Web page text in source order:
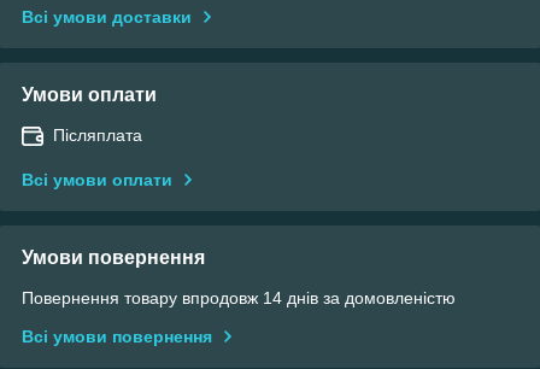
Всі умови доставки
Умови оплати
Післяплата
Всі умови оплати
Умови повернення
Повернення товару впродовж 14 днів за домовленістю
Всі умови повернення